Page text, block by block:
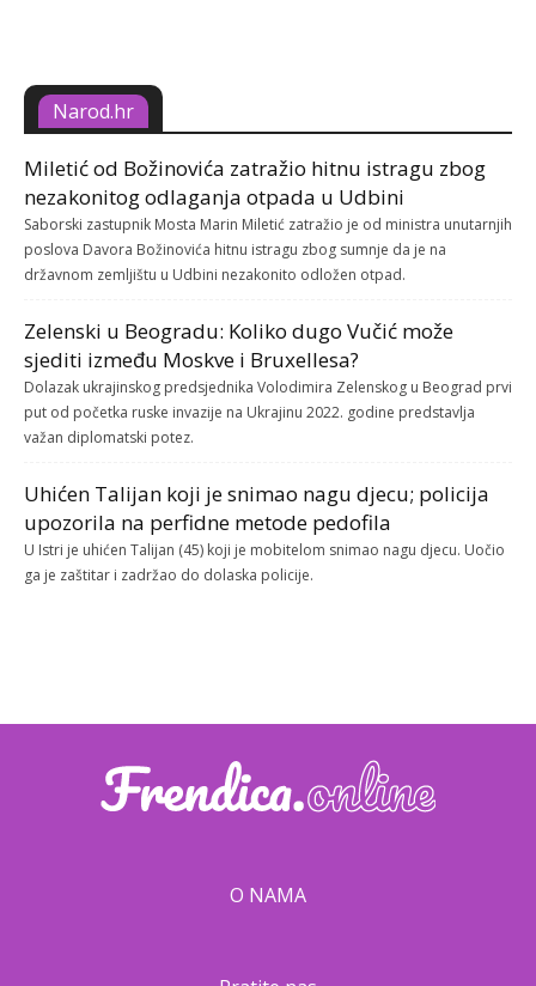
Narod.hr
Miletić od Božinovića zatražio hitnu istragu zbog
nezakonitog odlaganja otpada u Udbini
Saborski zastupnik Mosta Marin Miletić zatražio je od ministra unutarnjih
poslova Davora Božinovića hitnu istragu zbog sumnje da je na
državnom zemljištu u Udbini nezakonito odložen otpad.
Zelenski u Beogradu: Koliko dugo Vučić može
sjediti između Moskve i Bruxellesa?
Dolazak ukrajinskog predsjednika Volodimira Zelenskog u Beograd prvi
put od početka ruske invazije na Ukrajinu 2022. godine predstavlja
važan diplomatski potez.
Uhićen Talijan koji je snimao nagu djecu; policija
upozorila na perfidne metode pedofila
U Istri je uhićen Talijan (45) koji je mobitelom snimao nagu djecu. Uočio
ga je zaštitar i zadržao do dolaska policije.
O NAMA